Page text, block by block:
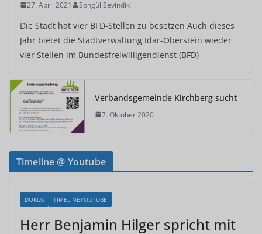
27. April 2021 Songül Sevindik
Die Stadt hat vier BFD-Stellen zu besetzen Auch dieses
Jahr bietet die Stadtverwaltung Idar-Oberstein wieder
vier Stellen im Bundesfreiwilligendienst (BFD)
Verbandsgemeinde Kirchberg sucht
7. Oktober 2020
Timeline @ Youtube
DOKUS TIMELINEYOUTUBE
Herr Benjamin Hilger spricht mit